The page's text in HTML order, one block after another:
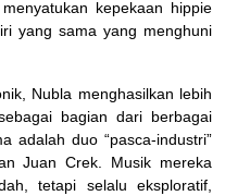
kepekaan hippie
yang sama yang menghuni
Nubla menghasilkan lebih
bagian dari berbagai
adalah duo “pasca-industri”
Juan Crek. Musik mereka
tetapi selalu eksploratif,